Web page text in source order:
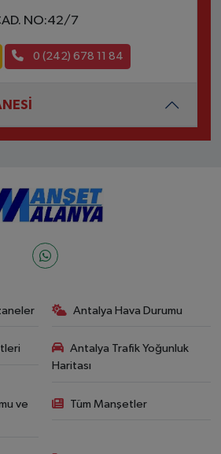
NO:42/7
0 (242) 678 11 84
Antalya Hava Durumu
Antalya Trafik Yoğunluk
Haritası
ve
Tüm Manşetler